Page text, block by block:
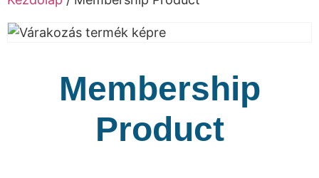
Membership
Product